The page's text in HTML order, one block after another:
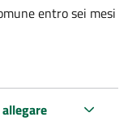
entro sei mesi